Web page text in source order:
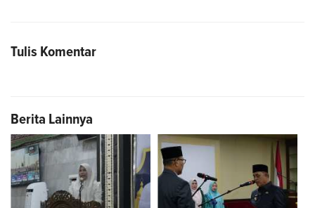
Tulis Komentar
Berita Lainnya